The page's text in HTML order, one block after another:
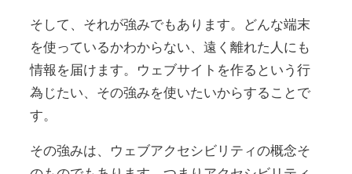
そして、それが強みでもあります。どんな端末
を使っているかわからない、遠く離れた人にも
情報を届けます。ウェブサイトを作るという行
為じたい、その強みを使いたいからすることで
す。
その強みは、ウェブアクセシビリティの概念そ